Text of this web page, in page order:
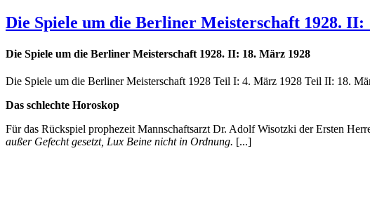
Die Spiele um die Berliner Meisterschaft 1928. II:
Die Spiele um die Berliner Meisterschaft 1928. II: 18. März 1928
Die Spiele um die Berliner Meisterschaft 1928 Teil I: 4. März 1928 Teil II: 18.
Das schlechte Horoskop
Für das Rückspiel prophezeit Mannschaftsarzt Dr. Adolf Wisotzki der Ersten
außer Gefecht gesetzt, Lux Beine nicht in Ordnung. [...]